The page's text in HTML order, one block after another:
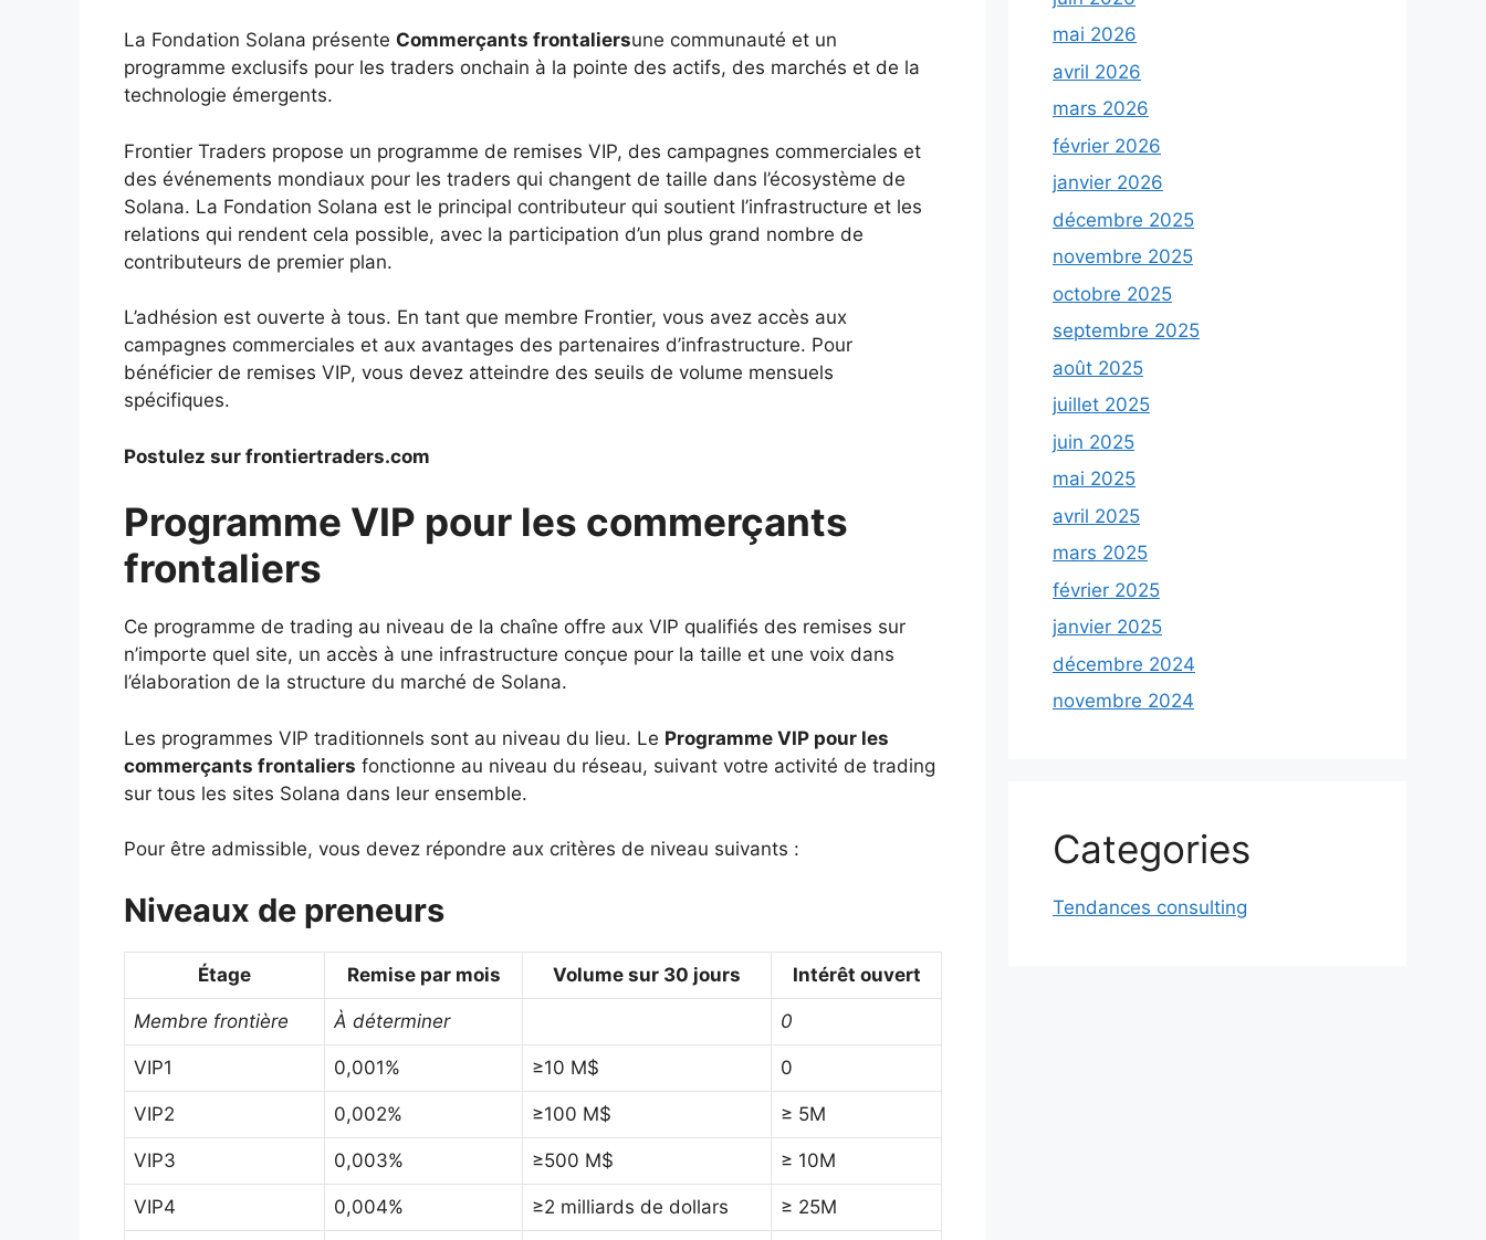
La Fondation Solana présente Commerçants frontaliersune communauté et un
programme exclusifs pour les traders onchain à la pointe des actifs, des marchés et de la
technologie émergents.
Frontier Traders propose un programme de remises VIP, des campagnes commerciales et
des événements mondiaux pour les traders qui changent de taille dans l’écosystème de
Solana. La Fondation Solana est le principal contributeur qui soutient l’infrastructure et les
relations qui rendent cela possible, avec la participation d’un plus grand nombre de
contributeurs de premier plan.
L’adhésion est ouverte à tous. En tant que membre Frontier, vous avez accès aux
campagnes commerciales et aux avantages des partenaires d’infrastructure. Pour
bénéficier de remises VIP, vous devez atteindre des seuils de volume mensuels
spécifiques.
Postulez sur frontiertraders.com
Programme VIP pour les commerçants
frontaliers
Ce programme de trading au niveau de la chaîne offre aux VIP qualifiés des remises sur
n’importe quel site, un accès à une infrastructure conçue pour la taille et une voix dans
l’élaboration de la structure du marché de Solana.
Les programmes VIP traditionnels sont au niveau du lieu. Le Programme VIP pour les
commerçants frontaliers fonctionne au niveau du réseau, suivant votre activité de trading
sur tous les sites Solana dans leur ensemble.
Pour être admissible, vous devez répondre aux critères de niveau suivants :
Niveaux de preneurs
Étage Remise par mois Volume sur 30 jours Intérêt ouvert
Membre frontière À déterminer 0
VIP1 0,001% ≥10 M$ 0
VIP2 0,002% ≥100 M$ ≥ 5M
VIP3 0,003% ≥500 M$ ≥ 10M
VIP4 0,004% ≥2 milliards de dollars ≥ 25M
mai 2026
avril 2026
mars 2026
février 2026
janvier 2026
décembre 2025
novembre 2025
octobre 2025
septembre 2025
août 2025
juillet 2025
juin 2025
mai 2025
avril 2025
mars 2025
février 2025
janvier 2025
décembre 2024
novembre 2024
Categories
Tendances consulting